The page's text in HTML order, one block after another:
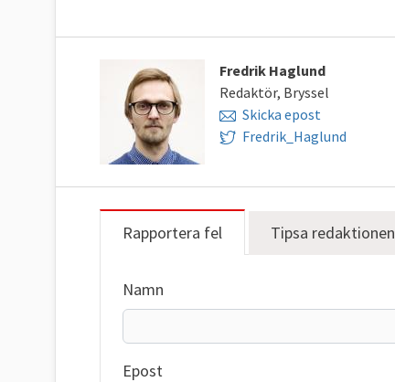
Fredrik Haglund
Redaktör, Bryssel
Skicka epost
Fredrik_Haglund
Rapportera fel Tipsa redaktionen
Namn
Epost